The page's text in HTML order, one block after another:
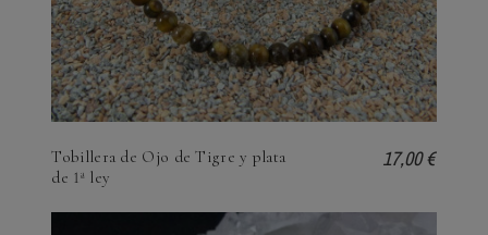
Tobillera de Ojo de Tigre y plata
de 1ª ley
17,00 €